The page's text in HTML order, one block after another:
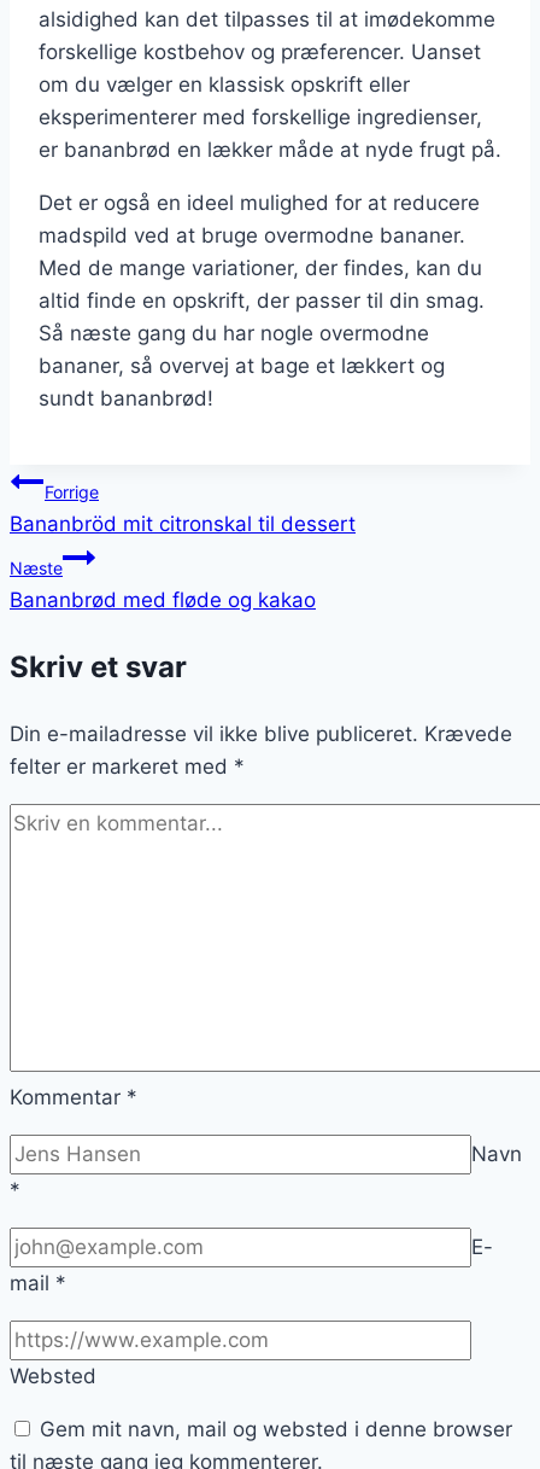
alsidighed kan det tilpasses til at imødekomme
forskellige kostbehov og præferencer. Uanset
om du vælger en klassisk opskrift eller
eksperimenterer med forskellige ingredienser,
er bananbrød en lækker måde at nyde frugt på.
Det er også en ideel mulighed for at reducere
madspild ved at bruge overmodne bananer.
Med de mange variationer, der findes, kan du
altid finde en opskrift, der passer til din smag.
Så næste gang du har nogle overmodne
bananer, så overvej at bage et lækkert og
sundt bananbrød!
Indlægsnavigation
Forrige
Bananbröd mit citronskal til dessert
Næste
Bananbrød med fløde og kakao
Skriv et svar
Din e-mailadresse vil ikke blive publiceret. Krævede
felter er markeret med *
Kommentar *
Navn
*
E-
mail *
Websted
Gem mit navn, mail og websted i denne browser
til næste gang jeg kommenterer.